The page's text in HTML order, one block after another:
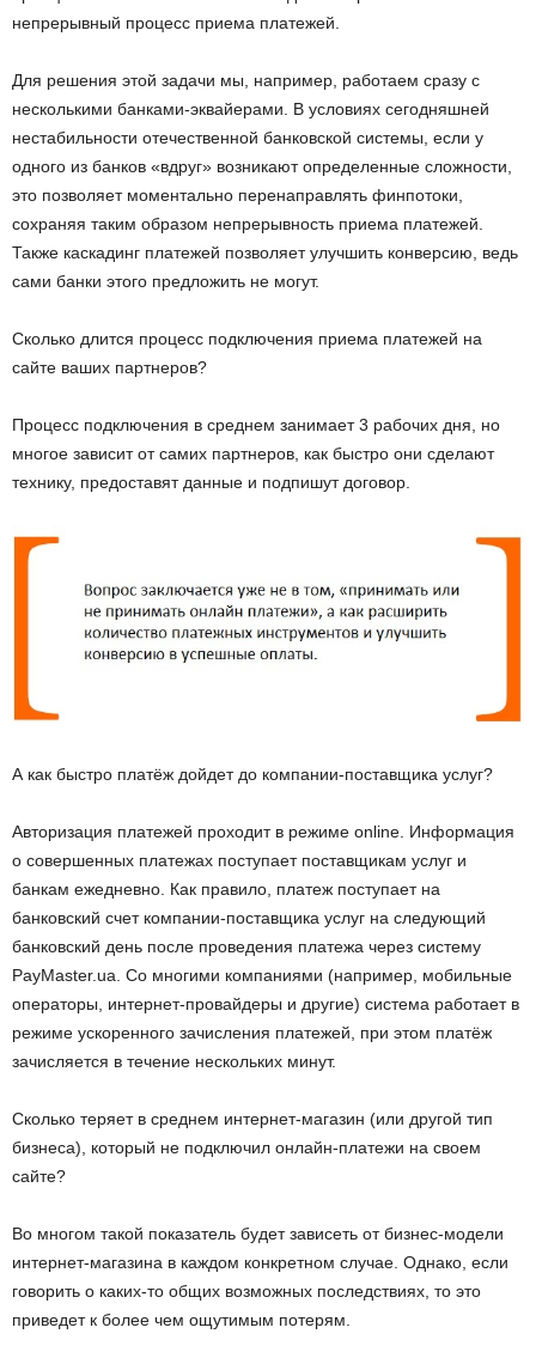
непрерывный процесс приема платежей.
Для решения этой задачи мы, например, работаем сразу с
несколькими банками-эквайерами. В условиях сегодняшней
нестабильности отечественной банковской системы, если у
одного из банков «вдруг» возникают определенные сложности,
это позволяет моментально перенаправлять финпотоки,
сохраняя таким образом непрерывность приема платежей.
Также каскадинг платежей позволяет улучшить конверсию, ведь
сами банки этого предложить не могут.
Сколько длится процесс подключения приема платежей на
сайте ваших партнеров?
Процесс подключения в среднем занимает 3 рабочих дня, но
многое зависит от самих партнеров, как быстро они сделают
технику, предоставят данные и подпишут договор.
А как быстро платёж дойдет до компании-поставщика услуг?
Авторизация платежей проходит в режиме online. Информация
о совершенных платежах поступает поставщикам услуг и
банкам ежедневно. Как правило, платеж поступает на
банковский счет компании-поставщика услуг на следующий
банковский день после проведения платежа через систему
PayMaster.ua. Со многими компаниями (например, мобильные
операторы, интернет-провайдеры и другие) система работает в
режиме ускоренного зачисления платежей, при этом платёж
зачисляется в течение нескольких минут.
Сколько теряет в среднем интернет-магазин (или другой тип
бизнеса), который не подключил онлайн-платежи на своем
сайте?
Во многом такой показатель будет зависеть от бизнес-модели
интернет-магазина в каждом конкретном случае. Однако, если
говорить о каких-то общих возможных последствиях, то это
приведет к более чем ощутимым потерям.